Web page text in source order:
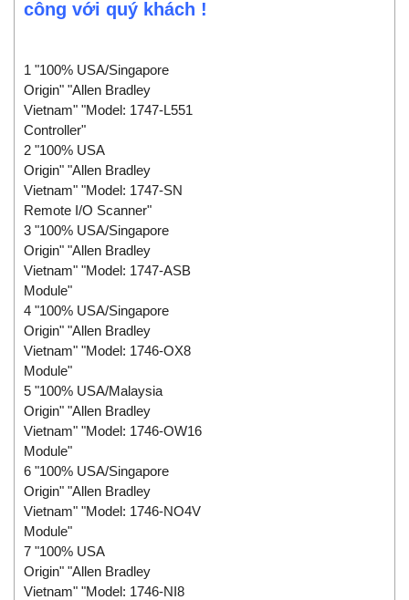
công với quý khách !
1 "100% USA/Singapore
Origin" "Allen Bradley
Vietnam" "Model: 1747-L551
Controller"
2 "100% USA
Origin" "Allen Bradley
Vietnam" "Model: 1747-SN
Remote I/O Scanner"
3 "100% USA/Singapore
Origin" "Allen Bradley
Vietnam" "Model: 1747-ASB
Module"
4 "100% USA/Singapore
Origin" "Allen Bradley
Vietnam" "Model: 1746-OX8
Module"
5 "100% USA/Malaysia
Origin" "Allen Bradley
Vietnam" "Model: 1746-OW16
Module"
6 "100% USA/Singapore
Origin" "Allen Bradley
Vietnam" "Model: 1746-NO4V
Module"
7 "100% USA
Origin" "Allen Bradley
Vietnam" "Model: 1746-NI8